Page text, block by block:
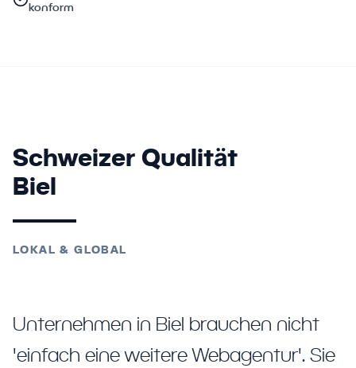
konform
Schweizer Qualität
Biel
LOKAL & GLOBAL
Unternehmen in Biel brauchen nicht
'einfach eine weitere Webagentur'. Sie